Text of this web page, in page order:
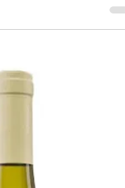
und andere